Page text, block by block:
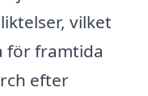
vilket
för framtida
efter